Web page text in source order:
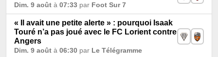
Dim. 9 août à 07:33 par Foot Sur 7
« Il avait une petite alerte » : pourquoi Isaak
Touré n’a pas joué avec le FC Lorient contre
Angers
Dim. 9 août à 06:30 par Le Télégramme